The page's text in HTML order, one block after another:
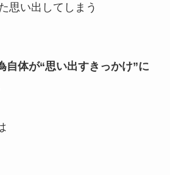
思い出してしまう
自体が“思い出すきっかけ”に